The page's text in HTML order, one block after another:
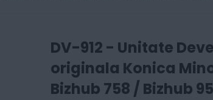
DV-912 - Unitate
originala Konica
Bizhub 758 / Bizhub